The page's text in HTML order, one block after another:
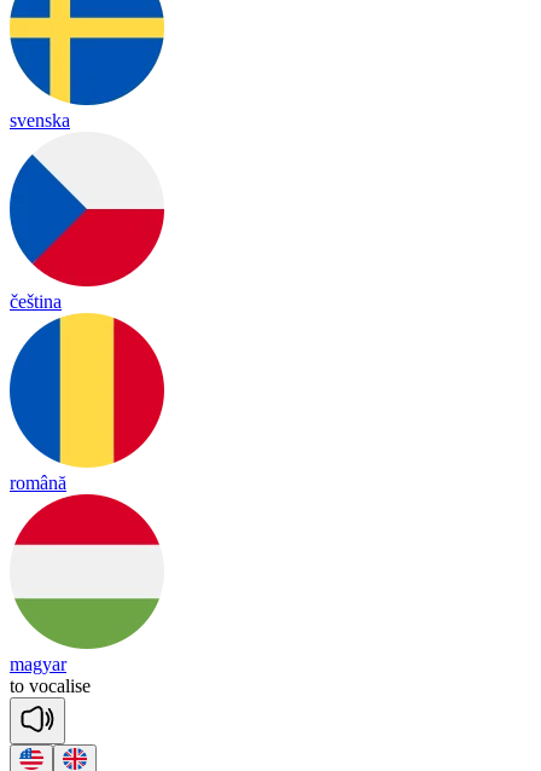
svenska
čeština
română
magyar
to vocalise